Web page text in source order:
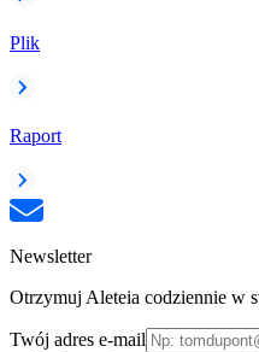
Plik
Raport
Newsletter
Otrzymuj Aleteia codziennie w
Twój adres e-mail